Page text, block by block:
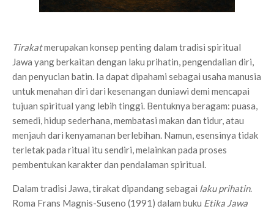
Tirakatmerupakan konsep penting dalam tradisi spiritual
Jawa yang berkaitan dengan laku prihatin, pengendalian diri,
dan penyucian batin. Ia dapat dipahami sebagai usaha manusia
untuk menahan diri dari kesenangan duniawi demi mencapai
tujuan spiritual yang lebih tinggi. Bentuknya beragam: puasa,
semedi, hidup sederhana, membatasi makan dan tidur, atau
menjauh dari kenyamanan berlebihan. Namun, esensinya tidak
terletak pada ritual itu sendiri, melainkan pada proses
pembentukan karakter dan pendalaman spiritual.
Dalam tradisi Jawa, tirakat dipandang sebagai laku prihatin.
Roma Frans Magnis-Suseno (1991) dalam buku Etika Jawa